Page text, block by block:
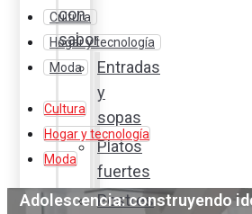
con
sabor
Entradas
y
sopas
Platos
fuertes
Postres
Cultura
Hogar y tecnología
Moda
Cultura
Hogar y tecnología
Moda
Adolescencia: construyendo